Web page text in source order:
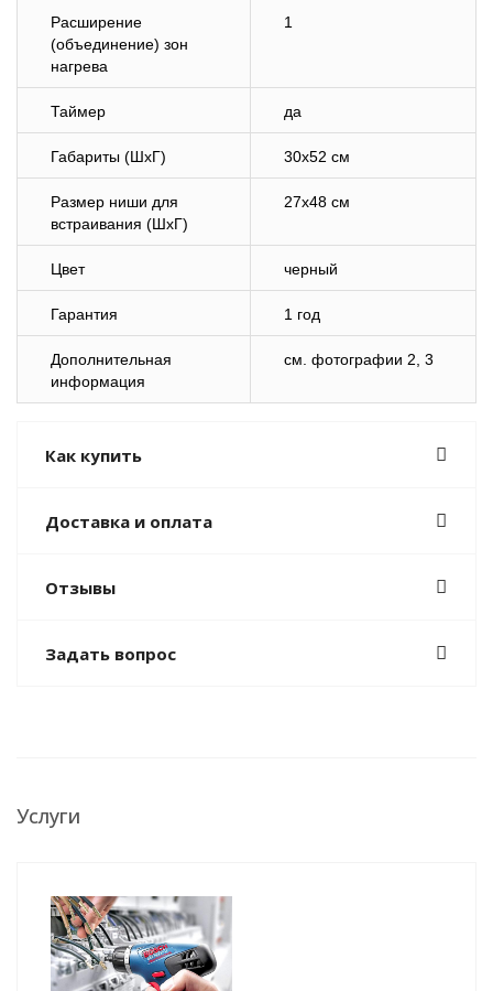
Расширение
(объединение) зон
нагрева
1
Таймер да
Габариты (ШхГ) 30х52 см
Размер ниши для
встраивания (ШхГ)
27х48 см
Цвет черный
Гарантия 1 год
Дополнительная
информация
cм. фотографии 2, 3
Как купить
Доставка и оплата
Отзывы
Задать вопрос
Услуги